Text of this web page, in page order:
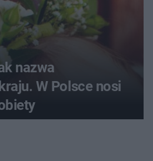
nazwa
W Polsce nosi